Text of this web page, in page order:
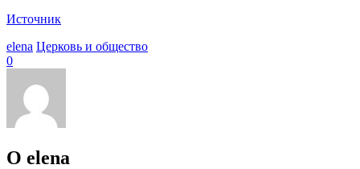
Источник
elena Церковь и общество
0
О elena